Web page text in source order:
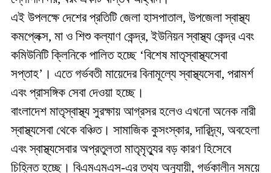
এই উপলক্ষে দেশের প্রতিটি জেলা হাসপাতাল, উপজেলা স্বাস্থ্য
কমপ্লেক্স, মা ও শিশু কল্যাণ কেন্দ্র, ইউনিয়ন স্বাস্থ্য কেন্দ্র এবং
কমিউনিটি ক্লিনিকে পালিত হচ্ছে ‘বিশেষ মাতৃস্বাস্থ্যসেবা
সপ্তাহ’। এতে গর্ভবতী মায়েদের বিনামূল্যে স্বাস্থ্যসেবা, পরামর্শ
এবং প্রাসঙ্গিক সেবা দেওয়া হচ্ছে।
বাংলাদেশ মাতৃস্বাস্থ্য সুরক্ষায় আগ্রসর হলেও এখনো অনেক নারী
স্বাস্থ্যসেবা থেকে বঞ্চিত। সামাজিক কুসংস্কার, দারিদ্র্য, অবহেলা
এবং স্বাস্থ্যসেবার অপ্রতুলতা মাতৃমৃত্যুর বড় কারণ হিসেবে
চিহ্নিত হচ্ছে। বিএমএমএস-এর তথ্য অনুযায়ী, গর্ভকালীন সময়ে